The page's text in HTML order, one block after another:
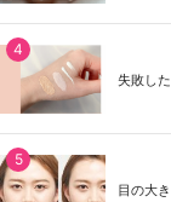
失敗し
目の大